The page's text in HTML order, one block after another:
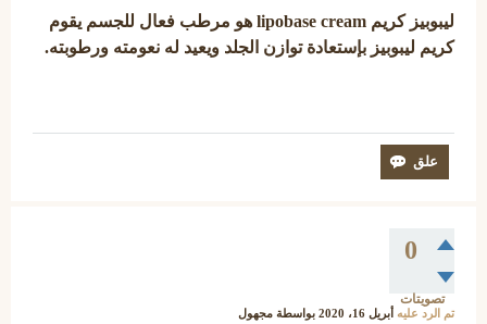
ليبوبيز كريم lipobase cream هو مرطب فعال للجسم يقوم
كريم ليبوبيز بإستعادة توازن الجلد ويعيد له نعومته ورطوبته.
0
تصويتات
تم الرد عليه أبريل 16، 2020 بواسطة مجهول